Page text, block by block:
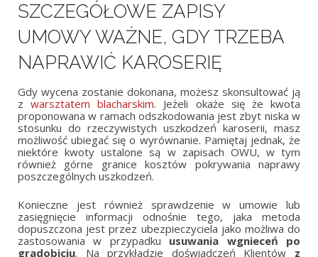
SZCZEGÓŁOWE ZAPISY
UMOWY WAŻNE, GDY TRZEBA
NAPRAWIĆ KAROSERIĘ
Gdy wycena zostanie dokonana, możesz skonsultować ją
zwarsztatem blacharskim. Jeżeli okaże się że kwota
proponowana w ramach odszkodowania jest zbyt niska w
stosunku do rzeczywistych uszkodzeń karoserii, masz
możliwość ubiegać się o wyrównanie. Pamiętaj jednak, że
niektóre kwoty ustalone są w zapisach OWU, w tym
również górne granice kosztów pokrywania naprawy
poszczególnych uszkodzeń.
Konieczne jest również sprawdzenie w umowie lub
zasięgnięcie informacji odnośnie tego, jaka metoda
dopuszczona jest przez ubezpieczyciela jako możliwa do
zastosowania w przypadku usuwania wgnieceń po
gradobiciu. Na przykładzie doświadczeń Klientów z